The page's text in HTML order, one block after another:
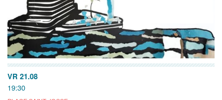
VR 21.08
19:30